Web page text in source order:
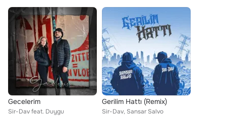
Gecelerim
Sir-Dav feat. Duygu
Gerilim Hattı (Remix)
Sir-Dav, Sansar Salvo